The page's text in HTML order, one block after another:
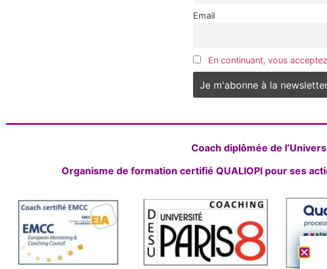
Email
En continuant, vous
Coach diplômée de
Organisme de formation certifié QUALIOPI pour ses